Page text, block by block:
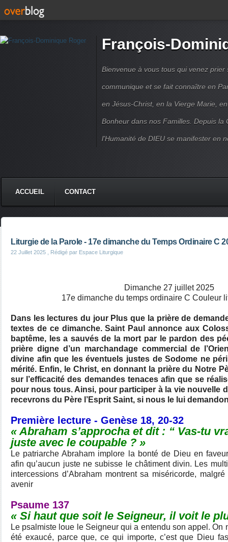
François-
Bienvenue à vous tous qui venez prier
communique et se fait connaître en
en Jésus-Christ, en la Vierge Marie,
Bonheur dans nos Familles. Depuis la
l'Humanité de DIEU se manifester en
ACCUEIL CONTACT
Liturgie de la Parole - 17e dimanche du Temps Ordinaire C
22 Juillet 2025 , Rédigé par Espace Liturgique
Dimanche 27 juillet 2025
17e dimanche du temps ordinaire C Couleur
Dans les lectures du jour Plus que la prière de
textes de ce dimanche. Saint Paul annonce aux
baptême, les a sauvés de la mort par le pardon des
prière digne d’un marchandage commercial de
divine afin que les éventuels justes de Sodome ne
mérité. Enfin, le Christ, en donnant la prière du Notre
sur l’efficacité des demandes tenaces afin que se
pour nous tous. Ainsi, pour participer à la vie nouvelle
recevrons du Père l’Esprit Saint, si nous le lui
Première lecture - Genèse 18, 20-32
« Abraham s’approcha et dit : “ Vas-tu
juste avec le coupable ? »
Le patriarche Abraham implore la bonté de Dieu en
afin qu’aucun juste ne subisse le châtiment divin. Les
intercessions d’Abraham montrent sa miséricorde,
avenir
Psaume 137
« Si haut que soit le Seigneur, il voit le
Le psalmiste loue le Seigneur qui a entendu son appel. On
été exaucé, parce que, ce qui importe, c’est que Dieu